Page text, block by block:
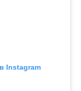
Instagram